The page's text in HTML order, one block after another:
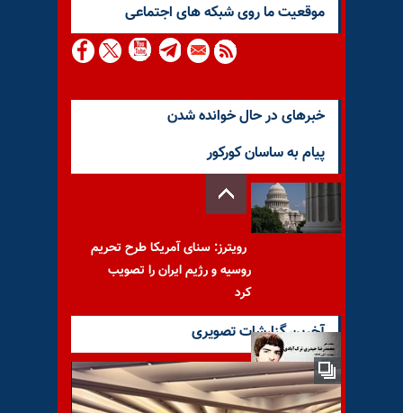
موقعيت ما روى شبكه هاى اجتماعى
خبرهای در حال خوانده شدن
پیام به ساسان کورکور
رویترز: سنای آمریکا طرح تحریم
روسیه و رژیم ایران را تصویب
کرد
با یاد مجاهد شهید محمدرضا
آخرین گزارشات تصویری